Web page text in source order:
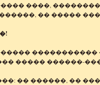
����,
�� �����
�����������
����� ������-
�� ������, ��